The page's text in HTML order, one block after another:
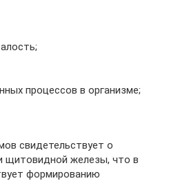
процессов в организме;
свидетельствует о
щитовидной железы, что в
формированию